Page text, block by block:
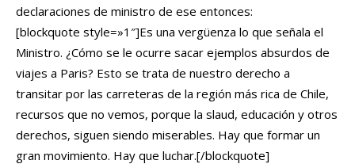
declaraciones de ministro de ese entonces:
[blockquote style=»1″]Es una vergüenza lo que señala el
Ministro. ¿Cómo se le ocurre sacar ejemplos absurdos de
viajes a Paris? Esto se trata de nuestro derecho a
transitar por las carreteras de la región más rica de Chile,
recursos que no vemos, porque la slaud, educación y otros
derechos, siguen siendo miserables. Hay que formar un
gran movimiento. Hay que luchar.[/blockquote]